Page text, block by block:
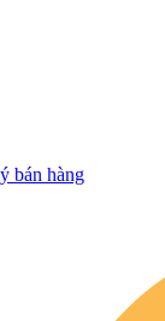
bán hàng